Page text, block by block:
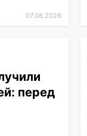
07.08.2026
перед